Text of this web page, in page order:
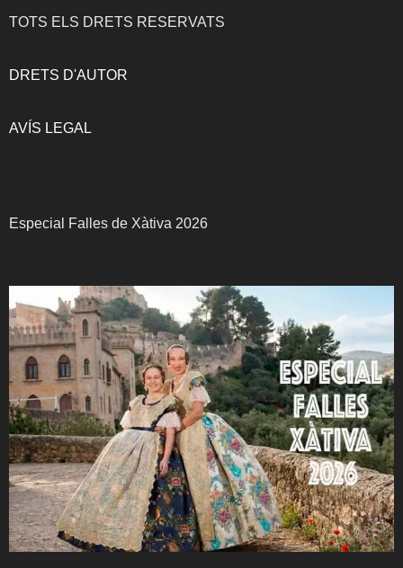
TOTS ELS DRETS RESERVATS
DRETS D'AUTOR
AVÍS LEGAL
Especial Falles de Xàtiva 2026